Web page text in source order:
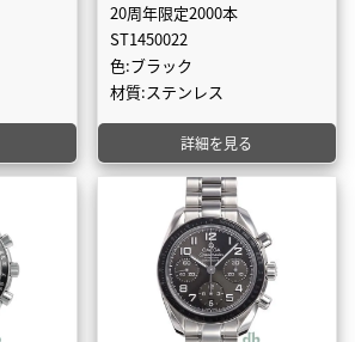
20周年限定2000本
ST1450022
色:ブラック
材質:ステンレス
詳細を見る